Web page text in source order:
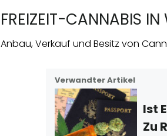
FREIZEIT-CANNABIS IN
Anbau, Verkauf und Besitz von
Verwandter Artikel
Ist
Zu